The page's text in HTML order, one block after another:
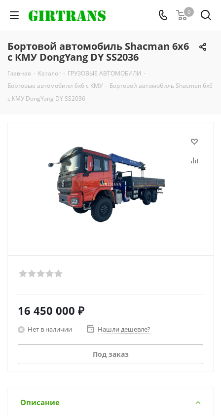
0
Бортовой автомобиль Shacman 6х6
с КМУ DongYang DY SS2036
Главная - Каталог - ГРУЗОВЫЕ АВТОМОБИЛИ -
Бортовые автомобили 6х6 с КМУ - Бортовой автомобиль Shacman 6х6
с КМУ DongYang DY SS2036
16 450 000 ₽
Нет в наличии Нашли дешевле?
Под заказ
Описание